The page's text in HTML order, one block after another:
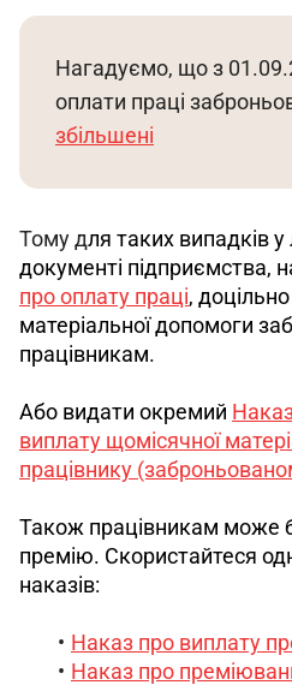
Нагадуємо, що з
оплати праці
збільшені
Тому для таких випадків
документі підприємства,
про оплату праці,
матеріальної допомоги
працівникам.
Або видати окремий
виплату щомісячної
працівнику
Також працівникам може
премію. Скористайтеся
наказів:
Наказ про виплату
Наказ про